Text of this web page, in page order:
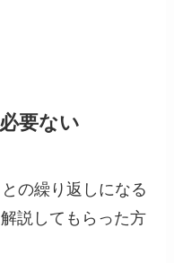
要ない
の繰り返しになる
説してもらった方